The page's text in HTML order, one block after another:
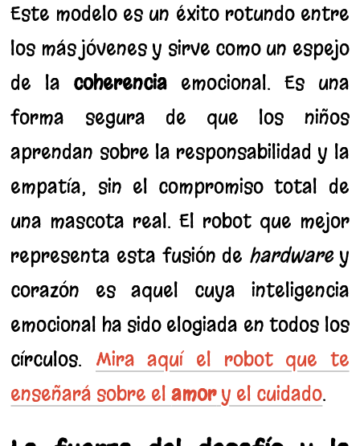
Este modelo es un éxito rotundo entre
los más jóvenes y sirve como un espejo
de la coherencia emocional. Es una
forma segura de que los niños
aprendan sobre la responsabilidad y la
empatía, sin el compromiso total de
una mascota real. El robot que mejor
representa esta fusión de hardwarey
corazón es aquel cuya inteligencia
emocional ha sido elogiada en todos los
círculos. Mira aquí el robot que te
enseñará sobre elamory el cuidado.